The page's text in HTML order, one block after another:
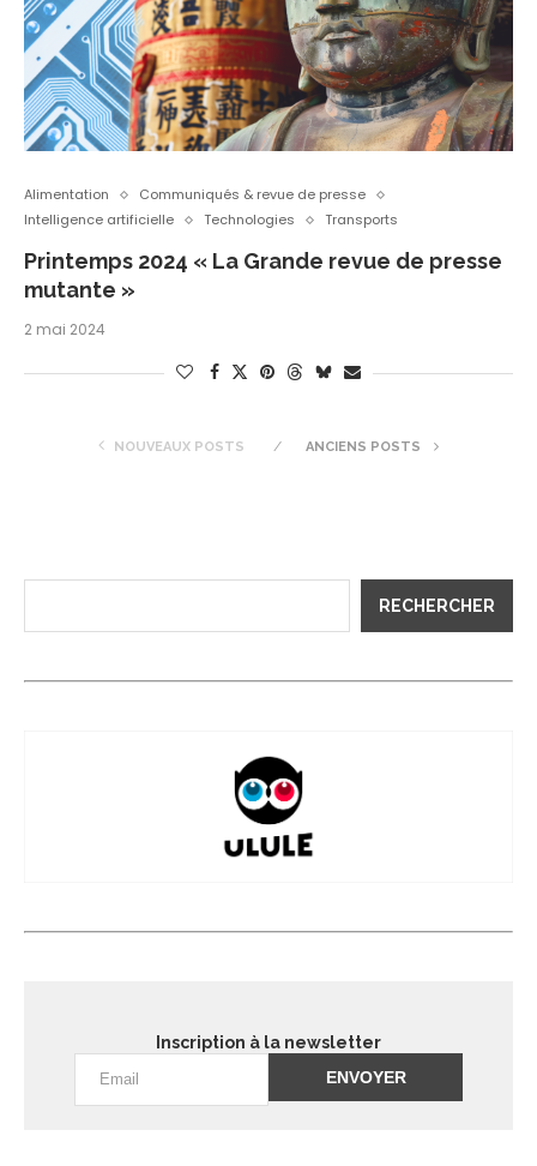
Alimentation
Communiqués & revue de presse
Intelligence artificielle
Technologies Transports
Printemps 2024 « La Grande revue de presse
mutante »
2 mai 2024
NOUVEAUX POSTS ANCIENS POSTS
RECHERCHER
Inscription à la newsletter